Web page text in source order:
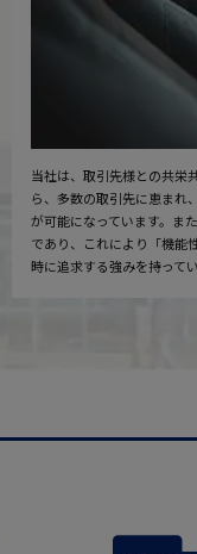
当社は、取引先様との共栄
ら、多数の取引先に恵まれ
が可能になっています。ま
であり、これにより「機能
時に追求する強みを持ってい